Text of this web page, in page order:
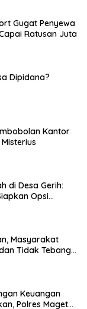
Gugat Penyewa
Ratusan Juta
Dipidana?
Kantor
di Desa Gerih:
Opsi
Masyarakat
Tidak Tebang
Keuangan
Polres Magetan